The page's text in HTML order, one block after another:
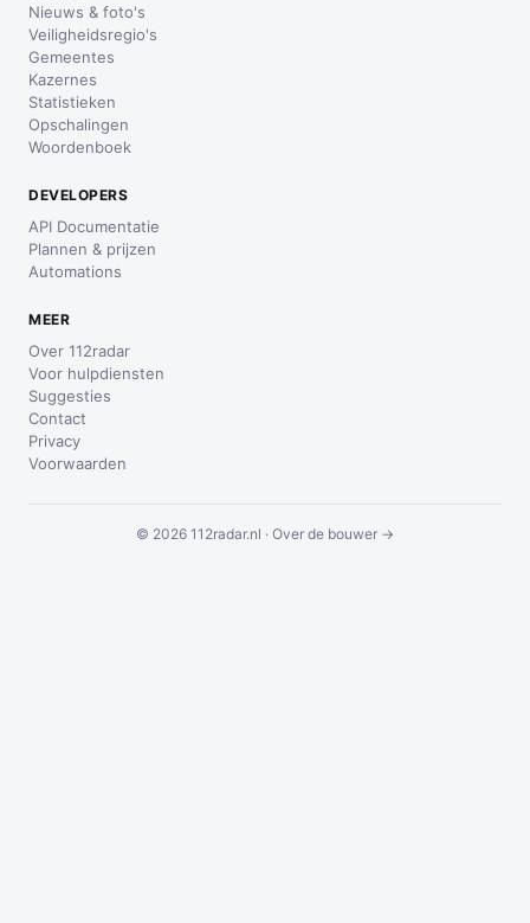
Nieuws & foto's
Veiligheidsregio's
Gemeentes
Kazernes
Statistieken
Opschalingen
Woordenboek
DEVELOPERS
API Documentatie
Plannen & prijzen
Automations
MEER
Over 112radar
Voor hulpdiensten
Suggesties
Contact
Privacy
Voorwaarden
© 2026 112radar.nl · Over de bouwer →